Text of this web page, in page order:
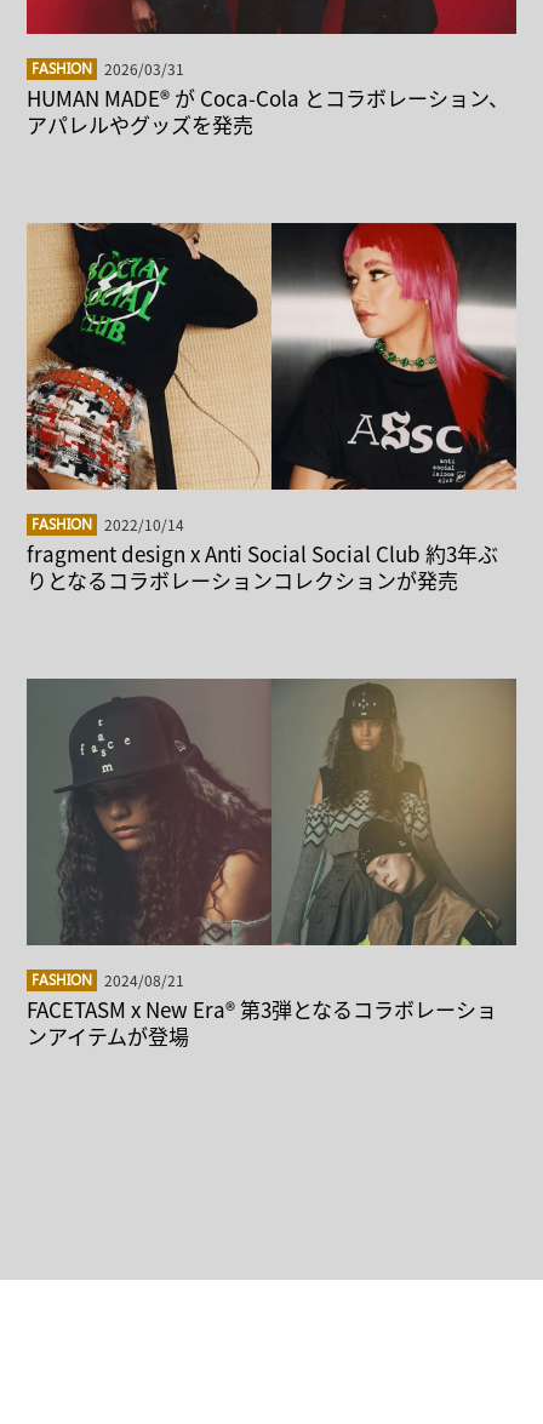
FASHION 2026/03/31
HUMAN MADE®︎ が Coca-Cola とコラボレーション、
アパレルやグッズを発売
FASHION 2022/10/14
fragment design x Anti Social Social Club 約3年ぶ
りとなるコラボレーションコレクションが発売
FASHION 2024/08/21
FACETASM x New Era® 第3弾となるコラボレーショ
ンアイテムが登場